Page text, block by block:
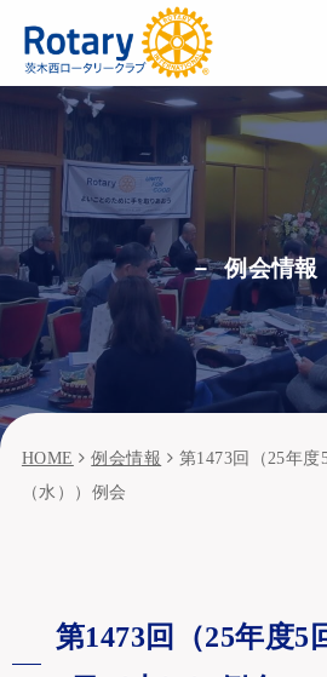
例会情報
HOME 例会情報
第1473回（25年度
（水））例会
第1473回（25年度5